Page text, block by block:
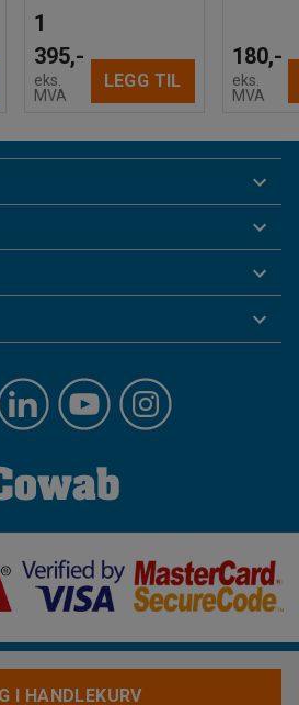
1
395,-
eks.
MVA
LEGG TIL
180,-
eks.
MVA
I HANDLEKURV